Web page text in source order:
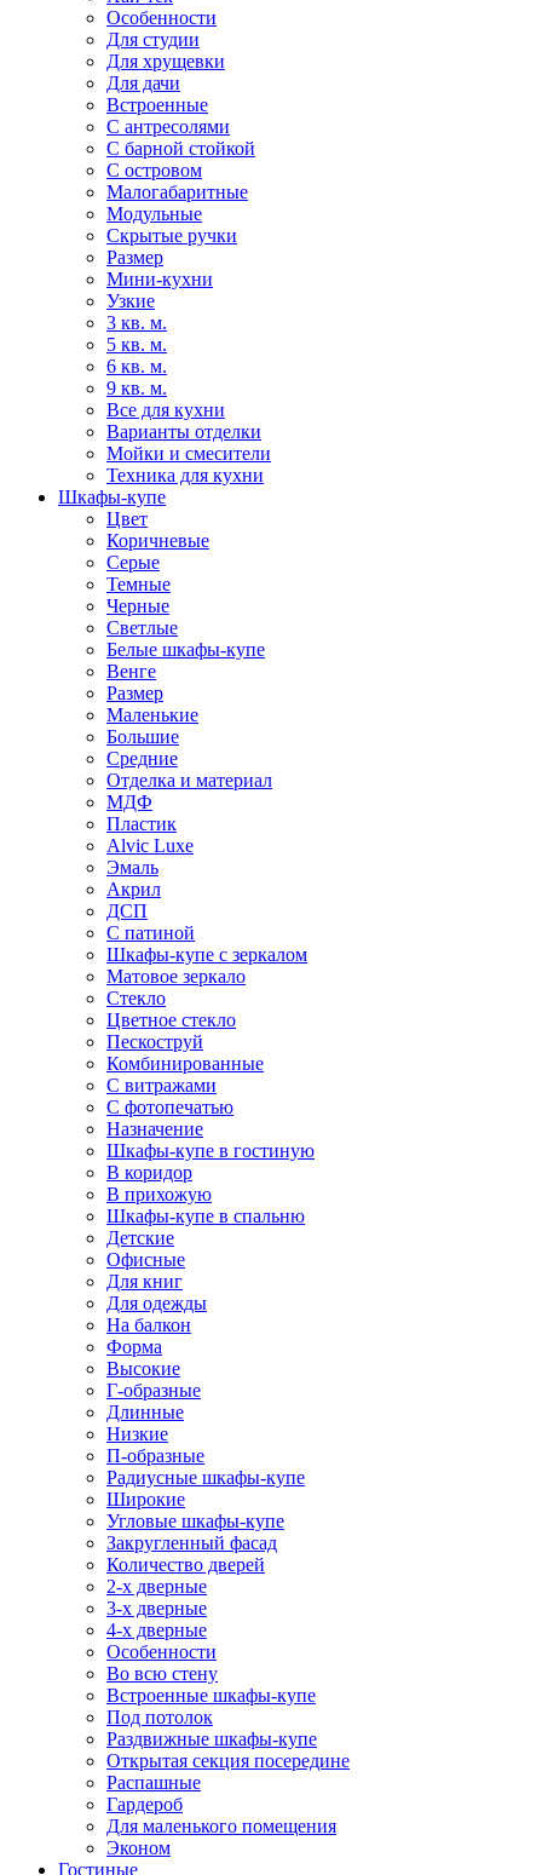
Особенности
Для студии
Для хрущевки
Для дачи
Встроенные
С антресолями
С барной стойкой
С островом
Малогабаритные
Модульные
Скрытые ручки
Размер
Мини-кухни
Узкие
3 кв. м.
5 кв. м.
6 кв. м.
9 кв. м.
Все для кухни
Варианты отделки
Мойки и смесители
Техника для кухни
Шкафы-купе
Цвет
Коричневые
Серые
Темные
Черные
Светлые
Белые шкафы-купе
Венге
Размер
Маленькие
Большие
Средние
Отделка и материал
МДФ
Пластик
Alvic Luxe
Эмаль
Акрил
ДСП
С патиной
Шкафы-купе с зеркалом
Матовое зеркало
Стекло
Цветное стекло
Пескоструй
Комбинированные
С витражами
С фотопечатью
Назначение
Шкафы-купе в гостиную
В коридор
В прихожую
Шкафы-купе в спальню
Детские
Офисные
Для книг
Для одежды
На балкон
Форма
Высокие
Г-образные
Длинные
Низкие
П-образные
Радиусные шкафы-купе
Широкие
Угловые шкафы-купе
Закругленный фасад
Количество дверей
2-х дверные
3-х дверные
4-х дверные
Особенности
Во всю стену
Встроенные шкафы-купе
Под потолок
Раздвижные шкафы-купе
Открытая секция посередине
Распашные
Гардероб
Для маленького помещения
Эконом
Гостиные